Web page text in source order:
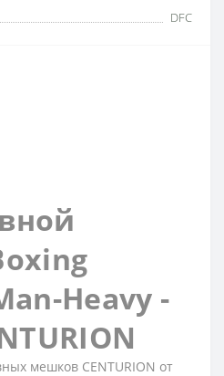
DFC
Heavy -
мешков CENTURION от